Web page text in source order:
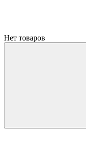
Нет товаров